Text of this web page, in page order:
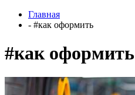
Главная
- #как оформить
#как оформить